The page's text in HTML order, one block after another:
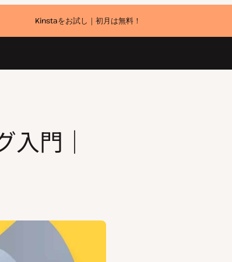
Kinstaをお試し｜初月は無料！
入門｜